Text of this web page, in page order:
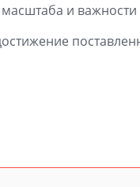
и